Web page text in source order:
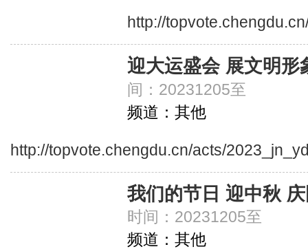
http://
迎大运盛会 展文明
间：20231205至
频道：其他
http://topvote.chengdu.cn/acts/
我们的节日 迎中秋
时间：20231205至
频道：其他